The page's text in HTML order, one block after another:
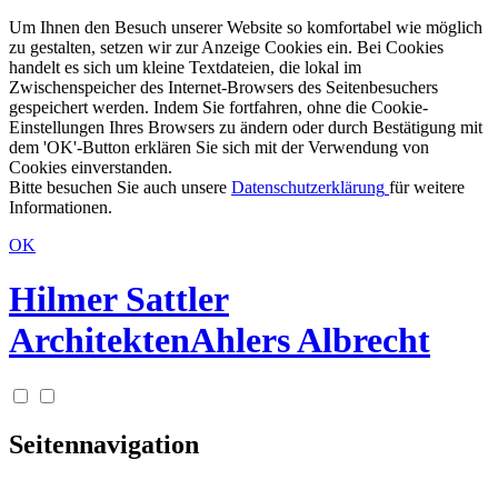
Um Ihnen den Besuch unserer Website so komfortabel wie möglich
zu gestalten, setzen wir zur Anzeige Cookies ein. Bei Cookies
handelt es sich um kleine Textdateien, die lokal im
Zwischenspeicher des Internet-Browsers des Seitenbesuchers
gespeichert werden. Indem Sie fortfahren, ohne die Cookie-
Einstellungen Ihres Browsers zu ändern oder durch Bestätigung mit
dem 'OK'-Button erklären Sie sich mit der Verwendung von
Cookies einverstanden.
Bitte besuchen Sie auch unsere Datenschutzerklärung für weitere
Informationen.
OK
Hilmer Sattler
ArchitektenAhlers Albrecht
Seitennavigation